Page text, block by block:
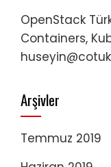
OpenStack
Containers,
huseyin@cotuk
Arşivler
Temmuz 2019